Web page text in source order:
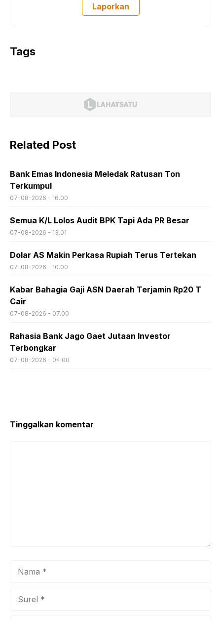
Laporkan
Tags
Related Post
Bank Emas Indonesia Meledak Ratusan Ton
Terkumpul
07-08-2026 - 16.00
Semua K/L Lolos Audit BPK Tapi Ada PR Besar
07-08-2026 - 13.01
Dolar AS Makin Perkasa Rupiah Terus Tertekan
07-08-2026 - 10.00
Kabar Bahagia Gaji ASN Daerah Terjamin Rp20 T
Cair
07-08-2026 - 07.00
Rahasia Bank Jago Gaet Jutaan Investor
Terbongkar
07-08-2026 - 04.00
Tinggalkan komentar